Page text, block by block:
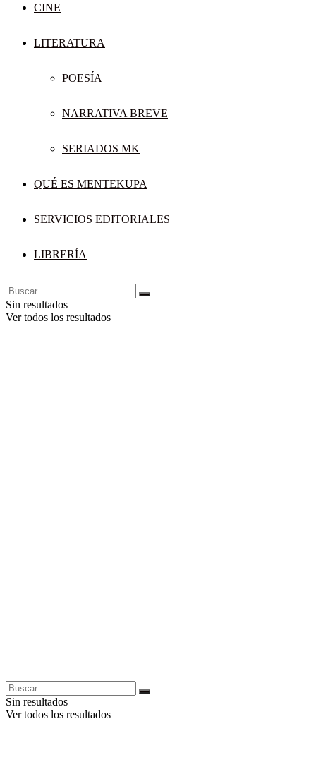
CINE
LITERATURA
POESÍA
NARRATIVA BREVE
SERIADOS MK
QUÉ ES MENTEKUPA
SERVICIOS EDITORIALES
LIBRERÍA
Sin resultados
Ver todos los resultados
Sin resultados
Ver todos los resultados